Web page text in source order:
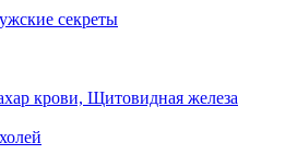
секреты
крови, Щитовидная железа